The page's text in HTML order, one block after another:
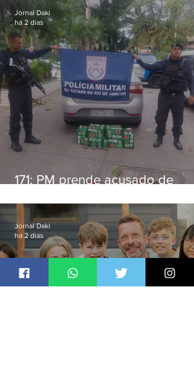
171: PM prende acusado de
Niterói
Jornal Daki
há 2 dias
Jornal Daki
há 2 dias